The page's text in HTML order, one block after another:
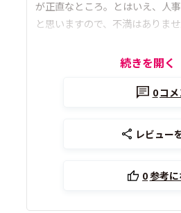
が正直なところ。とはいえ、人
と思いますので、不満はありませ
続きを開く
0コ
レビュー
0参考